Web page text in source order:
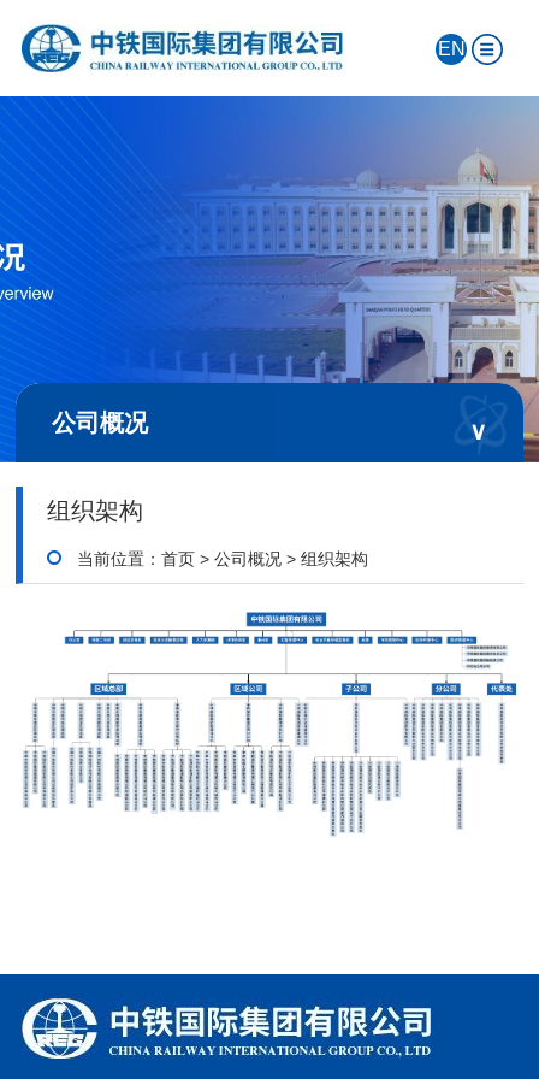
EN
公司概况 ∨
组织架构
当前位置：首页 >公司概况 >组织架构